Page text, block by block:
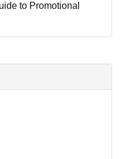
to Promotional